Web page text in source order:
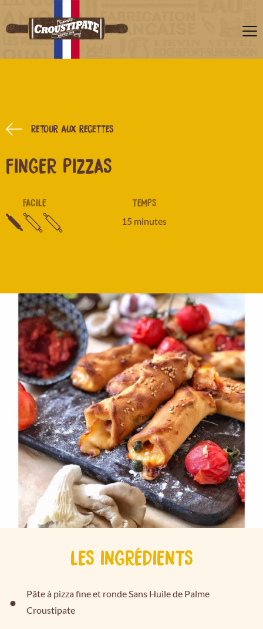
Retour aux recettes
FINGER PIZZAS
FACILE TEMPS
15 minutes
LES INGRÉDIENTS
Pâte à pizza fine et ronde Sans Huile de Palme
Croustipate